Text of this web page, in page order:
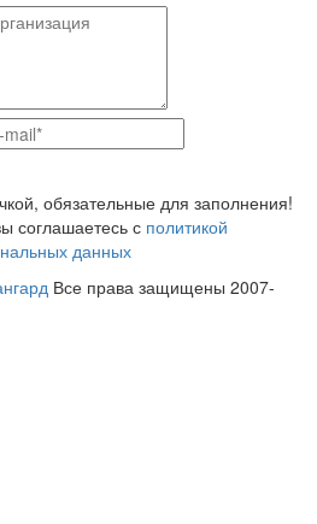
обязательные для заполнения!
соглашаетесь с политикой
данных
Все права защищены 2007-